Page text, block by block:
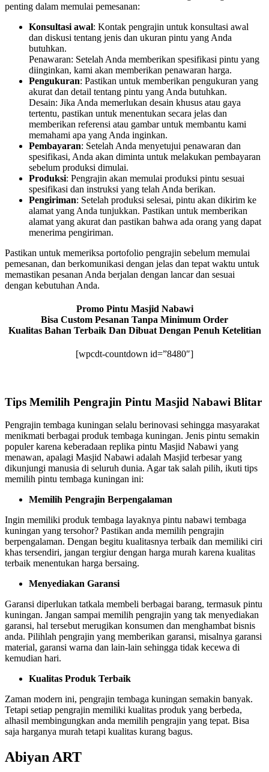
penting dalam memulai pemesanan:
Konsultasi awal: Kontak pengrajin untuk konsultasi awal
dan diskusi tentang jenis dan ukuran pintu yang Anda
butuhkan.
Penawaran: Setelah Anda memberikan spesifikasi pintu yang
diinginkan, kami akan memberikan penawaran harga.
Pengukuran: Pastikan untuk memberikan pengukuran yang
akurat dan detail tentang pintu yang Anda butuhkan.
Desain: Jika Anda memerlukan desain khusus atau gaya
tertentu, pastikan untuk menentukan secara jelas dan
memberikan referensi atau gambar untuk membantu kami
memahami apa yang Anda inginkan.
Pembayaran: Setelah Anda menyetujui penawaran dan
spesifikasi, Anda akan diminta untuk melakukan pembayaran
sebelum produksi dimulai.
Produksi: Pengrajin akan memulai produksi pintu sesuai
spesifikasi dan instruksi yang telah Anda berikan.
Pengiriman: Setelah produksi selesai, pintu akan dikirim ke
alamat yang Anda tunjukkan. Pastikan untuk memberikan
alamat yang akurat dan pastikan bahwa ada orang yang dapat
menerima pengiriman.
Pastikan untuk memeriksa portofolio pengrajin sebelum memulai
pemesanan, dan berkomunikasi dengan jelas dan tepat waktu untuk
memastikan pesanan Anda berjalan dengan lancar dan sesuai
dengan kebutuhan Anda.
Promo Pintu Masjid Nabawi
Bisa Custom Pesanan Tanpa Minimum Order
Kualitas Bahan Terbaik Dan Dibuat Dengan Penuh Ketelitian
[wpcdt-countdown id=”8480″]
Tips Memilih Pengrajin Pintu Masjid Nabawi Blitar
Pengrajin tembaga kuningan selalu berinovasi sehingga masyarakat
menikmati berbagai produk tembaga kuningan. Jenis pintu semakin
populer karena keberadaan replika pintu Masjid Nabawi yang
menawan, apalagi Masjid Nabawi adalah Masjid terbesar yang
dikunjungi manusia di seluruh dunia. Agar tak salah pilih, ikuti tips
memilih pintu tembaga kuningan ini:
Memilih Pengrajin Berpengalaman
Ingin memiliki produk tembaga layaknya pintu nabawi tembaga
kuningan yang tersohor? Pastikan anda memilih pengrajin
berpengalaman. Dengan begitu kualitasnya terbaik dan memiliki ciri
khas tersendiri, jangan tergiur dengan harga murah karena kualitas
terbaik menentukan harga bersaing.
Menyediakan Garansi
Garansi diperlukan tatkala membeli berbagai barang, termasuk pintu
kuningan. Jangan sampai memilih pengrajin yang tak menyediakan
garansi, hal tersebut merugikan konsumen dan menghambat bisnis
anda. Pilihlah pengrajin yang memberikan garansi, misalnya garansi
material, garansi warna dan lain-lain sehingga tidak kecewa di
kemudian hari.
Kualitas Produk Terbaik
Zaman modern ini, pengrajin tembaga kuningan semakin banyak.
Tetapi setiap pengrajin memiliki kualitas produk yang berbeda,
alhasil membingungkan anda memilih pengrajin yang tepat. Bisa
saja harganya murah tetapi kualitas kurang bagus.
Abiyan ART